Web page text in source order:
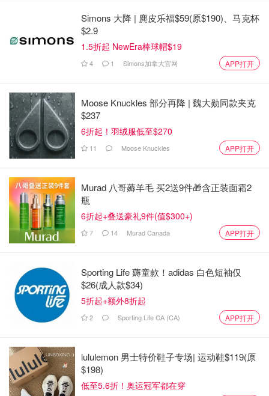
黑色的皮包，通常是百搭款，出远门比较喜欢背，在法兰克
福飞机场转机，逛免税店时，看到了 See by Chloe，有墨
镜和皮包的售卖专柜，选中一个黑色包。
Simons 大降 | 麂皮乐福$59(原$190)、马克杯
$2.9
1.5折起 NewEra棒球帽$19
4 1 Simons加拿大官网 APP打开
Moose Knuckles 部分再降 | 魏大勋同款夹克
$237
6折起！羽绒服低至$270
11 Moose Knuckles APP打开
Murad 八哥薅羊毛 买2送9件🎁含正装面霜2
瓶
6折起+叠送豪礼9件(值$300+)
7 14 Murad Canada APP打开
Sporting Life 薅童款！adidas 白色短袖仅
$26(成人款$34)
5折起+额外8折起
2 Sporting Life CA (CA) APP打开
lululemon 男士特价鞋子专场| 运动鞋$119(原
$198)
低至5.6折！奥运冠军都在穿